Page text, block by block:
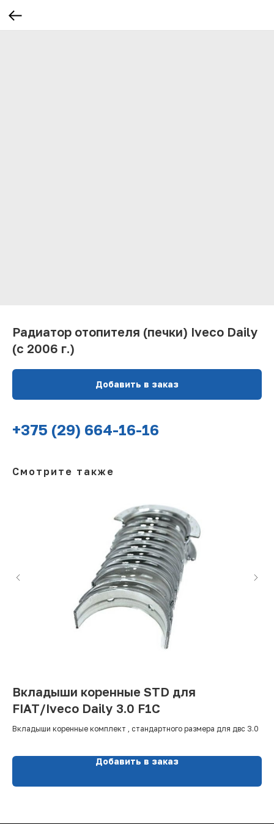
Радиатор отопителя (печки) Iveco Daily
(с 2006 г.)
Добавить в заказ
+375 (29) 664-16-16
Смотрите также
Вкладыши коренные STD для
FIAT/Iveco Daily 3.0 F1C
Вкладыши коренные комплект , стандартного размера для двс 3.0
Добавить в заказ